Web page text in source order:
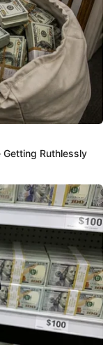
le estaba
lleva a un
y eso lleva al
de mi vida, sin